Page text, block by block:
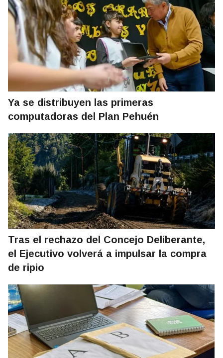
Ya se distribuyen las primeras
computadoras del Plan Pehuén
Tras el rechazo del Concejo Deliberante,
el Ejecutivo volverá a impulsar la compra
de ripio